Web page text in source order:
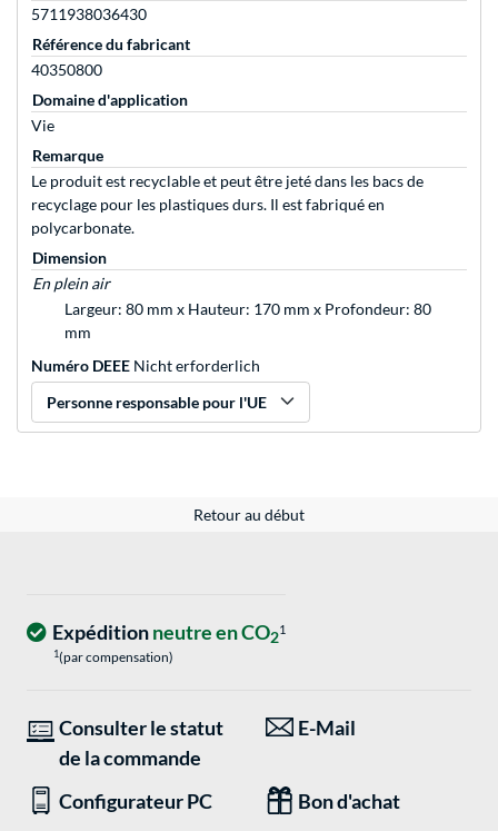
5711938036430
Référence du fabricant
40350800
Domaine d'application
Vie
Remarque
Le produit est recyclable et peut être jeté dans les bacs de
recyclage pour les plastiques durs. Il est fabriqué en
polycarbonate.
Dimension
En plein air
Largeur: 80 mm x Hauteur: 170 mm x Profondeur: 80
mm
Numéro DEEE Nicht erforderlich
Personne responsable pour l'UE
Retour au début
Expéditionneutre en CO21
1(par compensation)
Consulter le statut
de la commande
E-Mail
Configurateur PC Bon d'achat